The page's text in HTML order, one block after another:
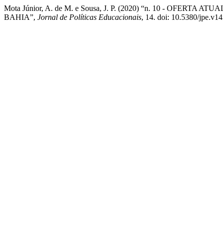
Mota Júnior, A. de M. e Sousa, J. P. (2020) “n. 10 - OFERTA
BAHIA”, Jornal de Políticas Educacionais, 14. doi: 10.5380/